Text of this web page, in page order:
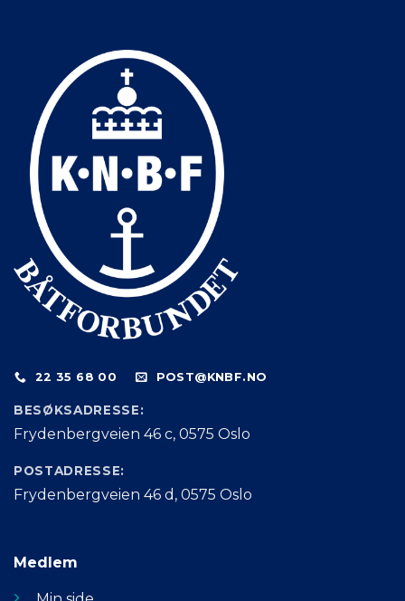
22 35 68 00 POST@KNBF.NO
BESØKSADRESSE:
Frydenbergveien 46 c, 0575 Oslo
POSTADRESSE:
Frydenbergveien 46 d, 0575 Oslo
Medlem